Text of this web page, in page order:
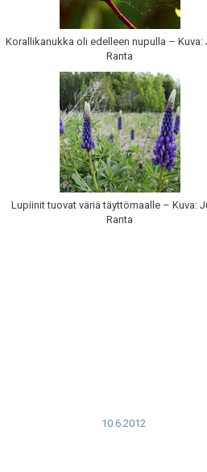
Korallikanukka oli edelleen nupulla – Kuva:
Ranta
Lupiinit tuovat väriä täyttömaalle – Kuva:
Ranta
10.6.2012